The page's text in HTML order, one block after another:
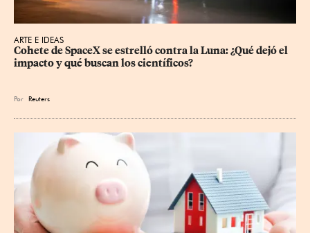
ARTE E IDEAS
Cohete de SpaceX se estrelló contra la Luna: ¿Qué dejó el
impacto y qué buscan los científicos?
Por Reuters